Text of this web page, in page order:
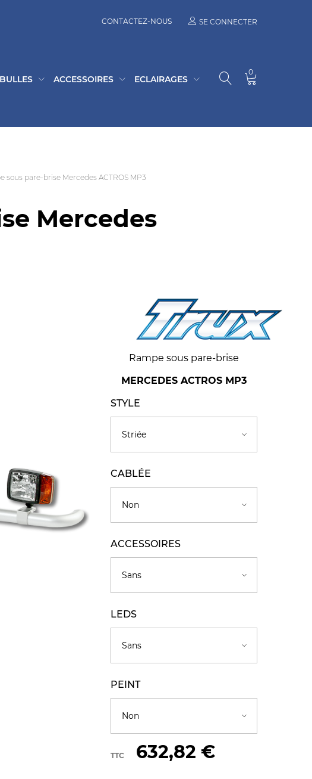
CONTACTEZ-NOUS SE CONNECTER
0
BULLES ACCESSOIRES ECLAIRAGES
sous pare-brise Mercedes ACTROS MP3
Mercedes
Rampe sous pare-brise
MERCEDES ACTROS MP3
STYLE
CABLÉE
ACCESSOIRES
LEDS
PEINT
632,82 €
TTC